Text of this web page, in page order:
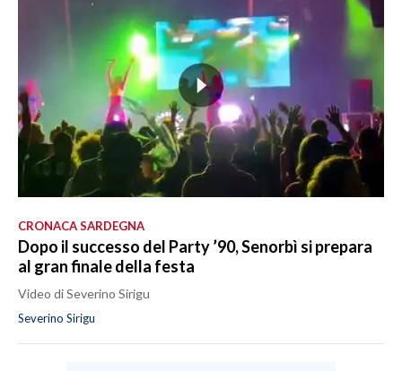
CRONACA SARDEGNA
Dopo il successo del Party ’90, Senorbì si prepara
al gran finale della festa
Video di Severino Sirigu
Severino Sirigu